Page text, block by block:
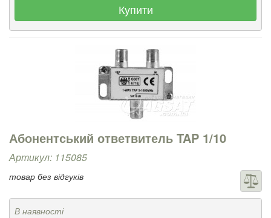
Купити
Абонентський ответвитель TAP 1/10
Артикул: 115085
товар без відгуків
В наявності